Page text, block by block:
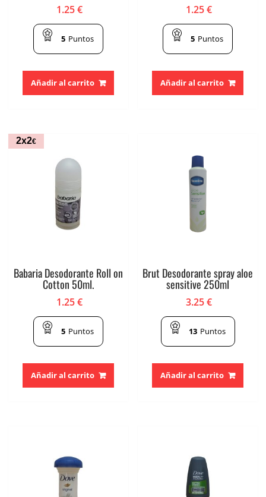
1.25€
5 Puntos
Añadir al carrito
1.25€
5 Puntos
Añadir al carrito
2x2€
Babaria Desodorante Roll on
Cotton 50ml.
1.25€
5 Puntos
Añadir al carrito
Brut Desodorante spray aloe
sensitive 250ml
3.25€
13 Puntos
Añadir al carrito